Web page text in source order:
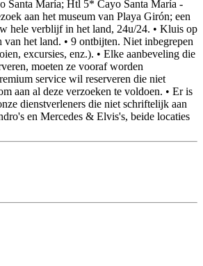
Santa María; Htl 5* Cayo Santa María -
aan het museum van Playa Girón; een
hele verblijf in het land, 24u/24. • Kluis op
het land. • 9 ontbijten. Niet inbegrepen
excursies, enz.). • Elke aanbeveling die
moeten ze vooraf worden
service wil reserveren die niet
aan al deze verzoeken te voldoen. • Er is
dienstverleners die niet schriftelijk aan
en Mercedes & Elvis's, beide locaties